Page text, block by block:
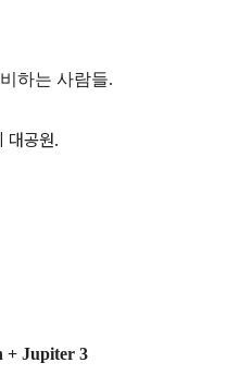
하는 사람들.
대공원.
+ Jupiter 3